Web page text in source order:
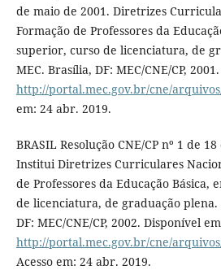
de maio de 2001. Diretrizes
Formação de Professores da
superior, curso de licenciatura, de
MEC. Brasília, DF: MEC/CNE/CP,
http://portal.mec.gov.br/cne/
em: 24 abr. 2019.
BRASIL Resolução CNE/CP nº 1 de
Institui Diretrizes Curriculares
de Professores da Educação Básica,
de licenciatura, de graduação plena.
DF: MEC/CNE/CP, 2002. Disponível
http://portal.mec.gov.br/cne/
Acesso em: 24 abr. 2019.